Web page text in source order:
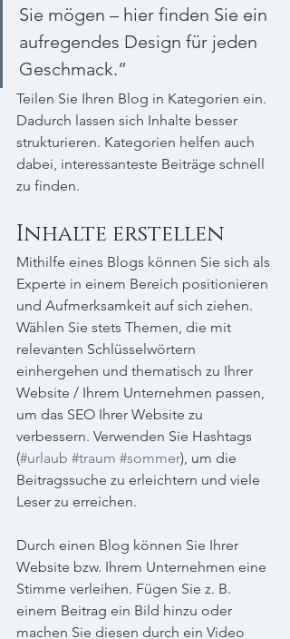
Sie mögen – hier finden Sie ein
aufregendes Design für jeden
Geschmack.”
Teilen Sie Ihren Blog in Kategorien ein.
Dadurch lassen sich Inhalte besser
strukturieren. Kategorien helfen auch
dabei, interessanteste Beiträge schnell
zu finden.
Inhalte erstellen
Mithilfe eines Blogs können Sie sich als
Experte in einem Bereich positionieren
und Aufmerksamkeit auf sich ziehen.
Wählen Sie stets Themen, die mit
relevanten Schlüsselwörtern
einhergehen und thematisch zu Ihrer
Website / Ihrem Unternehmen passen,
um das SEO Ihrer Website zu
verbessern. Verwenden Sie Hashtags
(#urlaub #traum #sommer), um die
Beitragssuche zu erleichtern und viele
Leser zu erreichen.
Durch einen Blog können Sie Ihrer
Website bzw. Ihrem Unternehmen eine
Stimme verleihen. Fügen Sie z. B.
einem Beitrag ein Bild hinzu oder
machen Sie diesen durch ein Video